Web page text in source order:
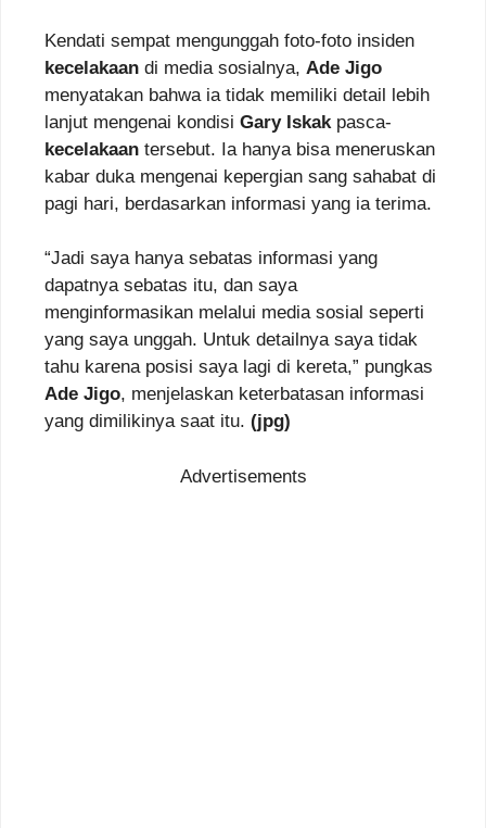
Kendati sempat mengunggah foto-foto insiden
kecelakaan di media sosialnya, Ade Jigo
menyatakan bahwa ia tidak memiliki detail lebih
lanjut mengenai kondisi Gary Iskak pasca-
kecelakaan tersebut. Ia hanya bisa meneruskan
kabar duka mengenai kepergian sang sahabat di
pagi hari, berdasarkan informasi yang ia terima.
“Jadi saya hanya sebatas informasi yang
dapatnya sebatas itu, dan saya
menginformasikan melalui media sosial seperti
yang saya unggah. Untuk detailnya saya tidak
tahu karena posisi saya lagi di kereta,” pungkas
Ade Jigo, menjelaskan keterbatasan informasi
yang dimilikinya saat itu. (jpg)
Advertisements